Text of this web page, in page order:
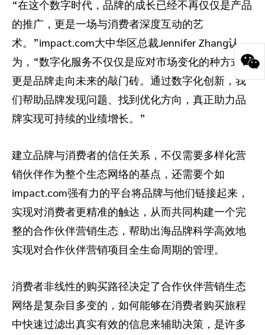
“在这个数字时代，品牌的成长已经不再仅仅是产品
的推广，更是一场与消费者深度互动的艺
术。”impact.com大中华区总裁Jennifer Zhang认
为，“数字化服务不仅仅是应对市场变化的种方式，
更是品牌走向未来的敲门砖。通过数字化创新，我
们帮助品牌发现问题、找到优化方向，真正助力品
牌实现可持续的业绩增长。”
建立品牌与消费者的信任关系，不仅需要多样化营
销伙伴作为整个生态网络的基点，还需要个如
impact.com强有力的平台将品牌与他们链接起来，
实现对消费者更精准的触达，从而共同构建一个完
整的合作伙伴营销生态，帮助出海品牌科学高效地
实现对合作伙伴营销项目全生命周期的管理。
消费者非线性的购买路径决定了合作伙伴营销生态
网络是复杂目多变的，如何能够在消费者购买旅程
中快速过滤出真实有效的信息来辅助决策，是许多